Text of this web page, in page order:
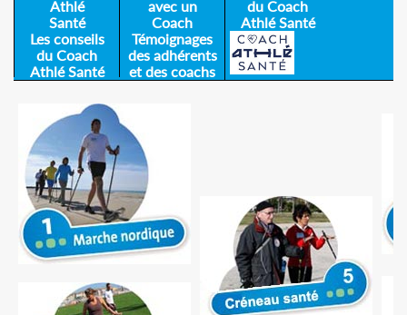
Athlé
Santé
avec un
Coach
du Coach
Athlé Santé
Les conseils
du Coach
Athlé Santé
Témoignages
des adhérents
et des coachs